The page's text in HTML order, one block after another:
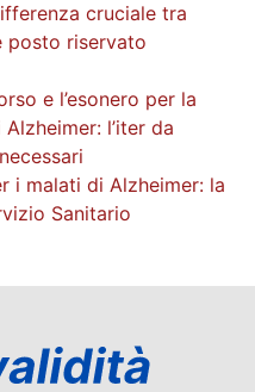
cruciale tra
posto riservato
e l’esonero per la
l’iter da
i malati di Alzheimer: la
Sanitario